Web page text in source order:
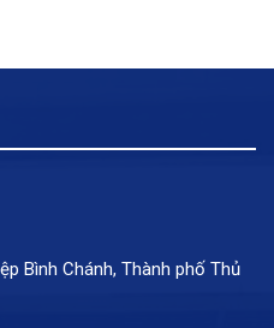
Bình Chánh, Thành phố Thủ